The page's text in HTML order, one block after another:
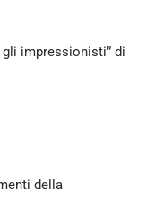
gli impressionisti” di
della